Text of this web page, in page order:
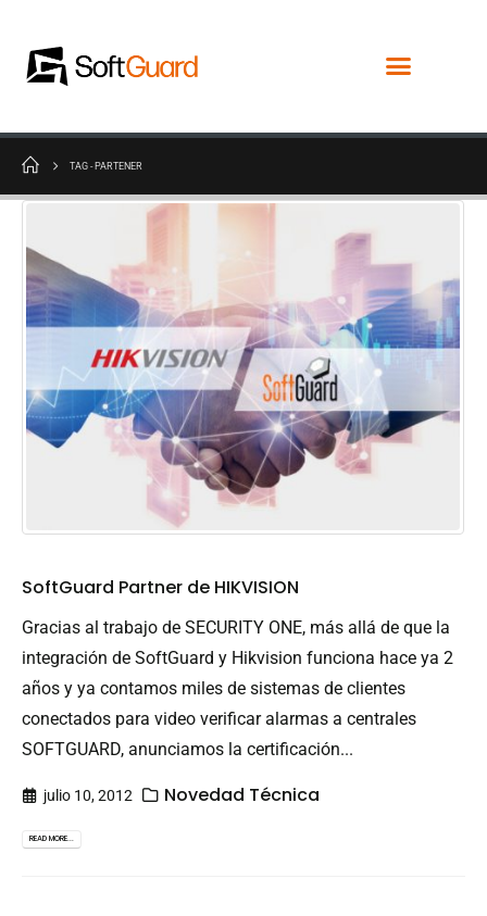
TAG - PARTENER
SoftGuard Partner de HIKVISION
Gracias al trabajo de SECURITY ONE, más allá de que la
integración de SoftGuard y Hikvision funciona hace ya 2
años y ya contamos miles de sistemas de clientes
conectados para video verificar alarmas a centrales
SOFTGUARD, anunciamos la certificación...
julio 10, 2012 Novedad Técnica
READ MORE...